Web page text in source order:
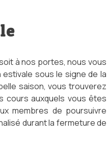
à nos portes, nous vous
sous le signe de la
saison, vous trouverez
cours auxquels vous êtes
membres de poursuivre
durant la fermeture de